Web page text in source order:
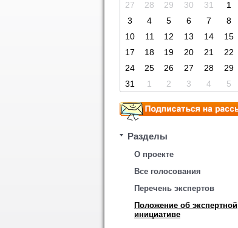
27 28 29 30 31 1
3
4 5 6 7 8
10
11 12 13 14 15
17
18 19 20 21 22
24
25 26 27 28 29
31
1 2 3 4 5
Разделы
О проекте
Все голосования
Перечень экспертов
Положение об экспертной
инициативе